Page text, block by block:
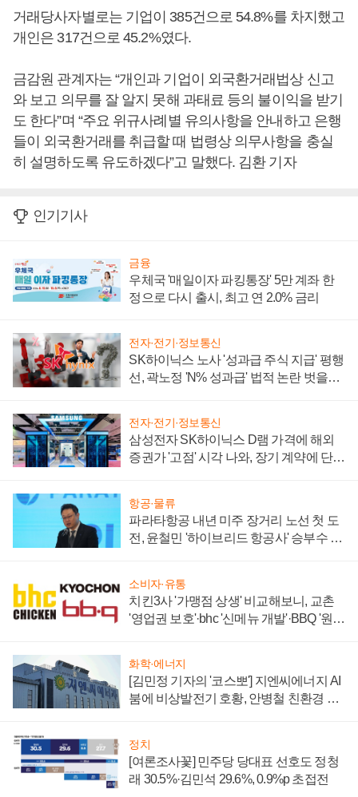
거래당사자별로는 기업이 385건으로 54.8%를 차지했고
개인은 317건으로 45.2%였다.
금감원 관계자는 “개인과 기업이 외국환거래법상 신고
와 보고 의무를 잘 알지 못해 과태료 등의 불이익을 받기
도 한다”며 “주요 위규사례별 유의사항을 안내하고 은행
들이 외국환거래를 취급할 때 법령상 의무사항을 충실
히 설명하도록 유도하겠다”고 말했다. 김환 기자
인기기사
금융
우체국 '매일이자 파킹통장' 5만 계좌 한
정으로 다시 출시, 최고 연 2.0% 금리
전자·전기·정보통신
SK하이닉스 노사 '성과급 주식 지급' 평행
선, 곽노정 'N% 성과급' 법적 논란 벗을지
전자·전기·정보통신
삼성전자 SK하이닉스 D램 가격에 해외
증권가 '고점' 시각 나와, 장기 계약에 단점
항공·물류
파라타항공 내년 미주 장거리 노선 첫 도
전, 윤철민 '하이브리드 항공사' 승부수 통
소비자·유통
치킨3사 '가맹점 상생' 비교해보니, 교촌
'영업권 보호'·bhc '신메뉴 개발'·BBQ '원가
화학·에너지
[김민정 기자의 '코스뽀'] 지엔씨에너지 AI
붐에 비상발전기 호황, 안병철 친환경 에
정치
[여론조사꽃] 민주당 당대표 선호도 정청
래 30.5%·김민석 29.6%, 0.9%p 초접전